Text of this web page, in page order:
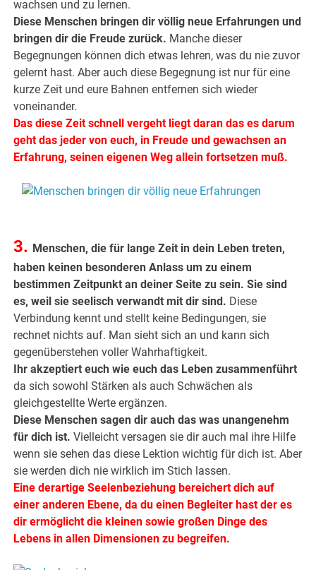
wachsen und zu lernen.
Diese Menschen bringen dir völlig neue Erfahrungen und
bringen dir die Freude zurück. Manche dieser
Begegnungen können dich etwas lehren, was du nie zuvor
gelernt hast. Aber auch diese Begegnung ist nur für eine
kurze Zeit und eure Bahnen entfernen sich wieder
voneinander.
Das diese Zeit schnell vergeht liegt daran das es darum
geht das jeder von euch, in Freude und gewachsen an
Erfahrung, seinen eigenen Weg allein fortsetzen muß.
3. Menschen, die für lange Zeit in dein Leben treten,
haben keinen besonderen Anlass um zu einem
bestimmen Zeitpunkt an deiner Seite zu sein. Sie sind
es, weil sie seelisch verwandt mit dir sind. Diese
Verbindung kennt und stellt keine Bedingungen, sie
rechnet nichts auf. Man sieht sich an und kann sich
gegenüberstehen voller Wahrhaftigkeit.
Ihr akzeptiert euch wie euch das Leben zusammenführt
da sich sowohl Stärken als auch Schwächen als
gleichgestellte Werte ergänzen.
Diese Menschen sagen dir auch das was unangenehm
für dich ist. Vielleicht versagen sie dir auch mal ihre Hilfe
wenn sie sehen das diese Lektion wichtig für dich ist. Aber
sie werden dich nie wirklich im Stich lassen.
Eine derartige Seelenbeziehung bereichert dich auf
einer anderen Ebene, da du einen Begleiter hast der es
dir ermöglicht die kleinen sowie großen Dinge des
Lebens in allen Dimensionen zu begreifen.